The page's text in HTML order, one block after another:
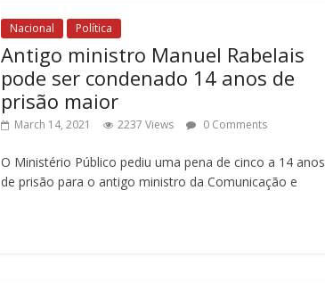
Nacional Política
Antigo ministro Manuel Rabelais
pode ser condenado 14 anos de
prisão maior
March 14, 2021 2237 Views 0 Comments
O Ministério Público pediu uma pena de cinco a 14 anos
de prisão para o antigo ministro da Comunicação e